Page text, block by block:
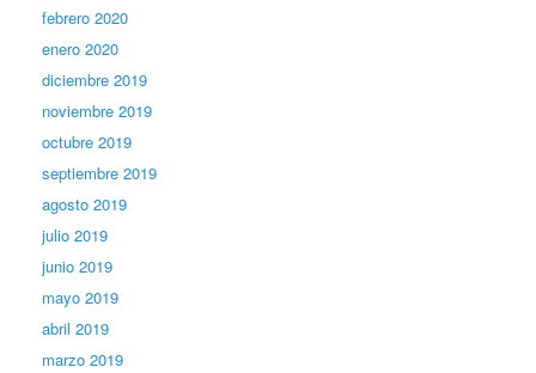
febrero 2020
enero 2020
diciembre 2019
noviembre 2019
octubre 2019
septiembre 2019
agosto 2019
julio 2019
junio 2019
mayo 2019
abril 2019
marzo 2019